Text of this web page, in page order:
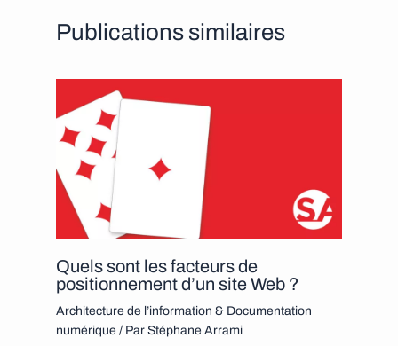
Publications similaires
Quels sont les facteurs de
positionnement d’un site Web ?
Architecture de l’information & Documentation
numérique / ParStéphane Arrami